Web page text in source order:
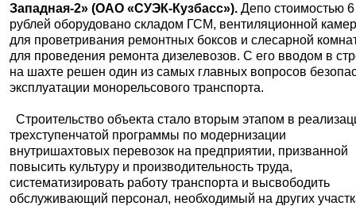
Западная-2» (ОАО «СУЭК-Кузбасс»). Депо стоимостью
рублей оборудовано складом ГСМ, вентиляционной
для проветривания ремонтных боксов и слесарной
для проведения ремонта дизелевозов. С его вводом в
на шахте решен один из самых главных вопросов
эксплуатации монорельсового транспорта.
Строительство объекта стало вторым этапом в
трехступенчатой программы по модернизации
внутришахтовых перевозок на предприятии, призванной
повысить культуру и производительность труда,
систематизировать работу транспорта и высвободить
обслуживающий персонал, необходимый на других